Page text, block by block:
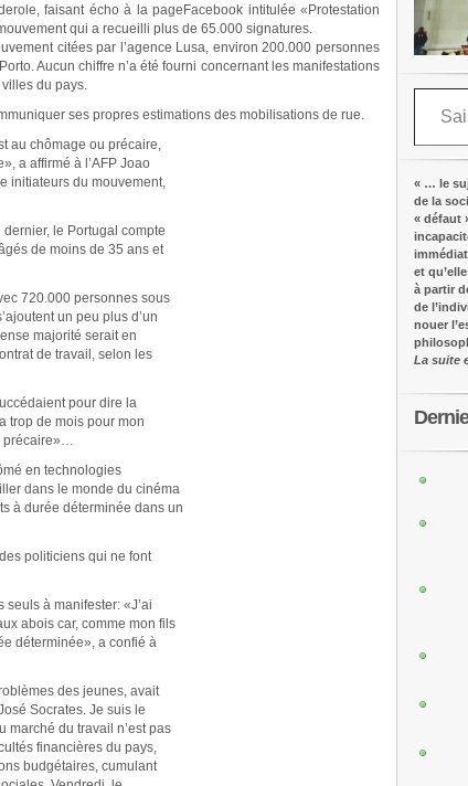
faisant écho à la pageFacebook intitulée «Protestation
qui a recueilli plus de 65.000 signatures.
citées par l’agence Lusa, environ 200.000 personnes
Aucun chiffre n’a été fourni concernant les manifestations
du pays.
ses propres estimations des mobilisations de rue.
au chômage ou précaire,
a affirmé à l’AFP Joao
initiateurs du mouvement,
le Portugal compte
de moins de 35 ans et
720.000 personnes sous
un peu plus d’un
majorité serait en
de travail, selon les
pour dire la
trop de mois pour mon
précaire»…
en technologies
dans le monde du cinéma
à durée déterminée dans un
politiciens qui ne font
seuls à manifester: «J’ai
abois car, comme mon fils
déterminée», a confié à
des jeunes, avait
Socrates. Je suis le
marché du travail n’est pas
financières du pays,
budgétaires, cumulant
Saisissez votre adresse e-mail…
« … le
de la
« défaut
et
à partir
de
nouer
La suite